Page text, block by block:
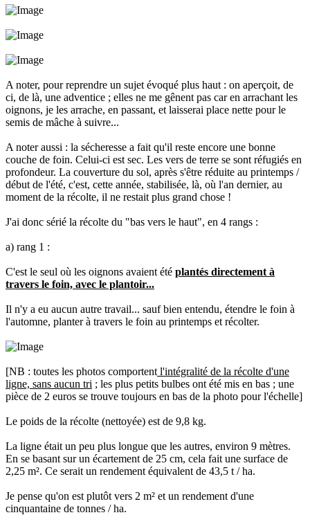
A noter, pour reprendre un sujet évoqué plus haut : on aperçoit, de
ci, de là, une adventice ; elles ne me gênent pas car en arrachant les
oignons, je les arrache, en passant, et laisserai place nette pour le
semis de mâche à suivre...
A noter aussi : la sécheresse a fait qu'il reste encore une bonne
couche de foin. Celui-ci est sec. Les vers de terre se sont réfugiés en
profondeur. La couverture du sol, après s'être réduite au printemps /
début de l'été, c'est, cette année, stabilisée, là, où l'an dernier, au
moment de la récolte, il ne restait plus grand chose !
J'ai donc sérié la récolte du "bas vers le haut", en 4 rangs :
a) rang 1 :
C'est le seul où les oignons avaient été plantés directement à
travers le foin, avec le plantoir...
Il n'y a eu aucun autre travail... sauf bien entendu, étendre le foin à
l'automne, planter à travers le foin au printemps et récolter.
[NB : toutes les photos comportentl'intégralité de la récolte d'une
ligne, sans aucun tri ; les plus petits bulbes ont été mis en bas ; une
pièce de 2 euros se trouve toujours en bas de la photo pour l'échelle]
Le poids de la récolte (nettoyée) est de 9,8 kg.
La ligne était un peu plus longue que les autres, environ 9 mètres.
En se basant sur un écartement de 25 cm, cela fait une surface de
2,25 m². Ce serait un rendement équivalent de 43,5 t / ha.
Je pense qu'on est plutôt vers 2 m² et un rendement d'une
cinquantaine de tonnes / ha.